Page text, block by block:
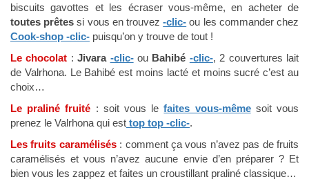
biscuits gavottes et les écraser vous-même, en acheter de
toutes prêtes si vous en trouvez-clic- ou les commander chez
Cook-shop -clic- puisqu’on y trouve de tout !
Le chocolat : Jivara -clic-ou Bahibé -clic-, 2 couvertures lait
de Valrhona. Le Bahibé est moins lacté et moins sucré c’est au
choix…
Le praliné fruité : soit vous lefaites vous-mêmesoit vous
prenez le Valrhona qui est top top -clic-.
Les fruits caramélisés: comment ça vous n’avez pas de fruits
caramélisés et vous n’avez aucune envie d’en préparer ? Et
bien vous les zappez et faites un croustillant praliné classique…